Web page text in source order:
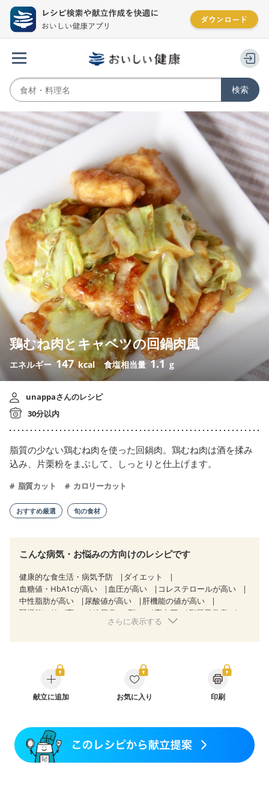
鶏むね肉とキャベツの回鍋肉風
エネルギー 147 kcal 食塩相当量 1.1 g
unappaさんのレシピ
30分以内
脂質の少ない鶏むね肉を使った回鍋肉。鶏むね肉は酒を揉み
込み、片栗粉をまぶして、しっとりと仕上げます。
脂質カット カロリーカット
おすすめ厳選 旬の食材
こんな病気・お悩みの方向けのレシピです
健康的な食生活・病気予防
ダイエット
血糖値・HbA1cが高い
血圧が高い
コレステロールが高い
中性脂肪が高い
尿酸値が高い
肝機能の値が高い
腎機能の値が高い
糖尿病（2型） 高血圧
脂質異常症
狭心症 心筋梗塞
糖尿病性腎症（第３期）
CKD（ステージ１）
CKD（ステージ２）
CKD（ステージ３a）
乳がん（抗がん剤治療中）
乳がん（ホルモン療法中）
産後（ミルク）
フレイル（年齢に合わせた体作り）
貧血対策
ニキビ・肌荒れ
さらに表示する
献立に追加 お気に入り 印刷